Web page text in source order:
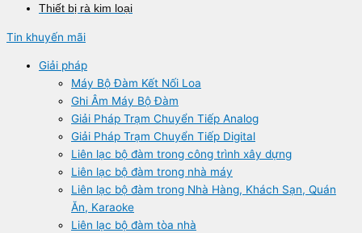
Thiết bị rà kim loại
Tin khuyến mãi
Giải pháp
Máy Bộ Đàm Kết Nối Loa
Ghi Âm Máy Bộ Đàm
Giải Pháp Trạm Chuyển Tiếp Analog
Giải Pháp Trạm Chuyển Tiếp Digital
Liên lạc bộ đàm trong công trình xây dựng
Liên lạc bộ đàm trong nhà máy
Liên lạc bộ đàm trong Nhà Hàng, Khách Sạn, Quán
Ăn, Karaoke
Liên lạc bộ đàm tòa nhà